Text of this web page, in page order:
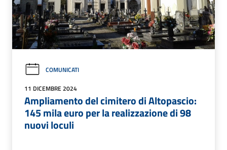
COMUNICATI
11 DICEMBRE 2024
Ampliamento del cimitero di Altopascio:
145 mila euro per la realizzazione di 98
nuovi loculi